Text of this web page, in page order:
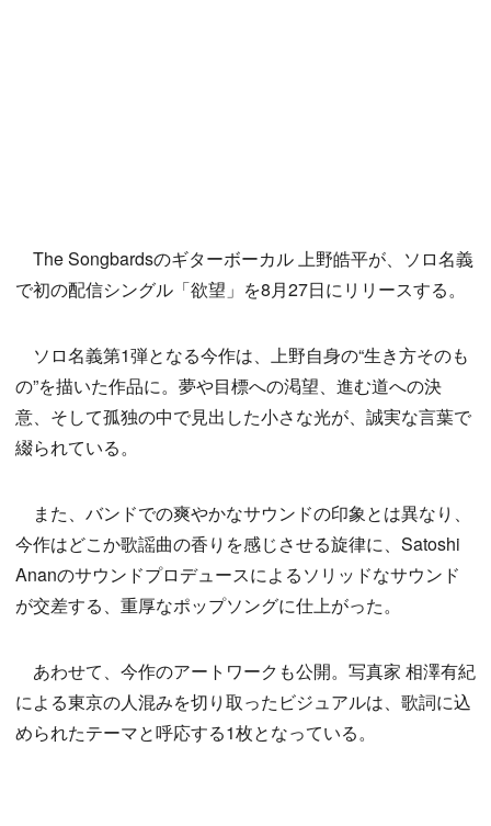
The Songbardsのギターボーカル 上野皓平が、ソロ名義
で初の配信シングル「欲望」を8月27日にリリースする。
ソロ名義第1弾となる今作は、上野自身の“生き方そのも
の”を描いた作品に。夢や目標への渇望、進む道への決
意、そして孤独の中で見出した小さな光が、誠実な言葉で
綴られている。
また、バンドでの爽やかなサウンドの印象とは異なり、
今作はどこか歌謡曲の香りを感じさせる旋律に、Satoshi
Ananのサウンドプロデュースによるソリッドなサウンド
が交差する、重厚なポップソングに仕上がった。
あわせて、今作のアートワークも公開。写真家 相澤有紀
による東京の人混みを切り取ったビジュアルは、歌詞に込
められたテーマと呼応する1枚となっている。